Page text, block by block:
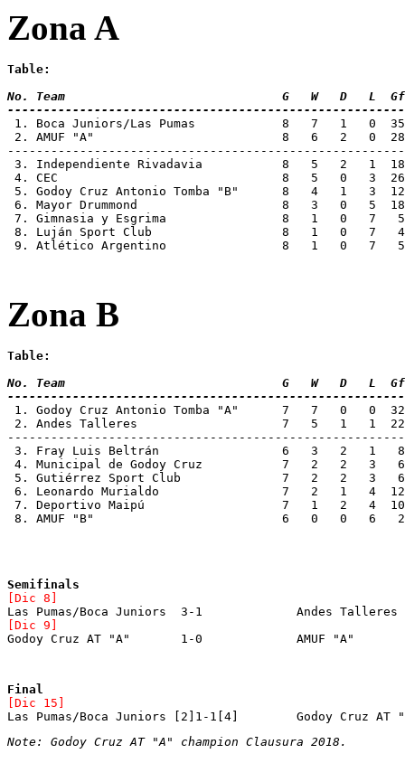
Zona A
Table:
No. Team 			      G   W   D
2. AMUF "A"			      8   6
3. Independiente Rivadavia           8   5   2   1
4. CEC			              8   5   0   3
5. Godoy Cruz Antonio Tomba "B"      8   4   1   3
6. Mayor Drummond		      8   3   0
7. Gimnasia y Esgrima		      8   1
8. Luján Sport Club		      8   1   0
9. Atlético Argentino		      8   1
Zona B
Table:
No. Team 			      G   W   D
1. Godoy Cruz Antonio Tomba "A"      7   7   0   0
2. Andes Talleres		      7
3. Fray Luis Beltrán		      6   3   2
4. Municipal de Godoy Cruz    	      7   2
5. Gutiérrez Sport Club	      7   2
6. Leonardo Murialdo                 7   2   1   4
7. Deportivo Maipú		      7   1   2
8. AMUF "B"			      6   0   0
Godoy Cruz AT "A"	1-0		AMUF "A"
[Dic 15]
Note: Godoy Cruz AT "A" champion Clausura 2018.